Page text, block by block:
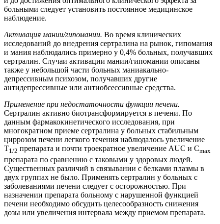
больными следует установить постоянное медицинское
наблюдение.
Активация мании/гипомании. Во время клинических
исследований до внедрения сертралина на рынок, гипомания
и мания наблюдались примерно у 0,4% больных, получавших
сертралин. Случаи активации мании/гипомании описаны
также у небольшой части больных маниакально-
депрессивным психозом, получавших другие
антидепрессивные или антиобсессивные средства.
Применение при недостаточности функции печени.
Сертралин активно биотрансформируется в печени. По
данным фармакокинетического исследования, при
многократном приеме сертралина у больных стабильным
циррозом печени легкого течения наблюдалось увеличение
T1/2 препарата и почти троекратное увеличение AUC и Cmax
препарата по сравнению с таковыми у здоровых людей.
Существенных различий в связывании с белками плазмы в
двух группах не было. Применять сертралин у больных с
заболеваниями печени следует с осторожностью. При
назначении препарата больному с нарушенной функцией
печени необходимо обсудить целесообразность снижения
дозы или увеличения интервала между приемом препарата.